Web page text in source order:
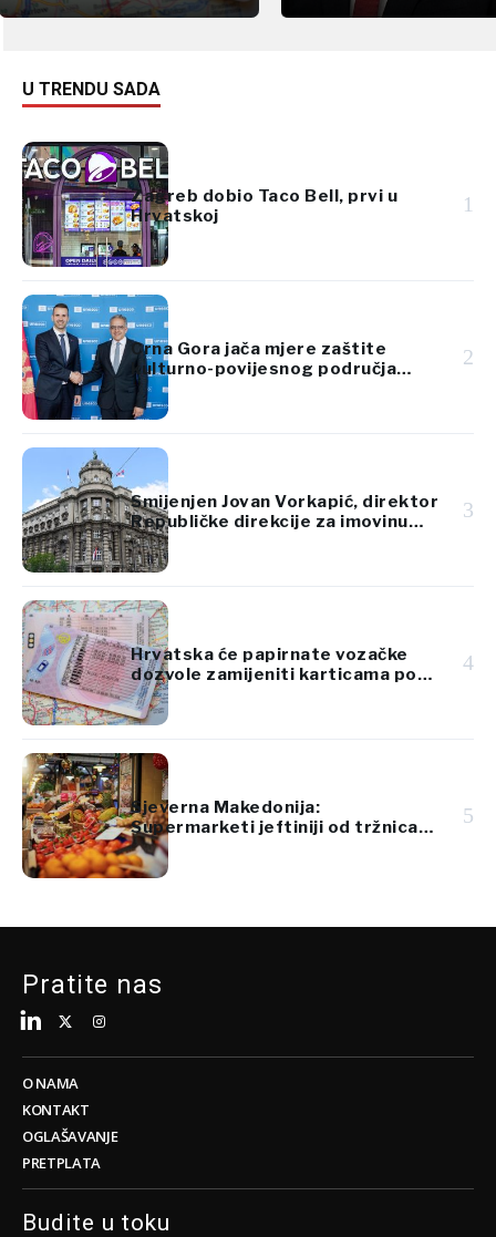
U TRENDU SADA
Zagreb dobio Taco Bell, prvi u
Hrvatskoj
1
Crna Gora jača mjere zaštite
kulturno-povijesnog područja
Kotora
2
Smijenjen Jovan Vorkapić, direktor
Republičke direkcije za imovinu
Srbije
3
Hrvatska će papirnate vozačke
dozvole zamijeniti karticama po
standardima EU
4
Sjeverna Makedonija:
Supermarketi jeftiniji od tržnica
za voće i povrće
5
Pratite nas
O NAMA
KONTAKT
OGLAŠAVANJE
PRETPLATA
Budite u toku